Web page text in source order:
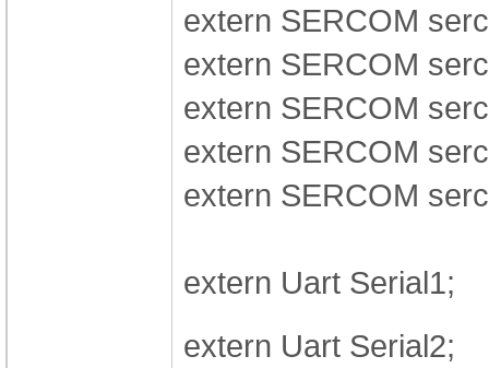
extern SERCOM
extern SERCOM
extern SERCOM
extern SERCOM
extern SERCOM
extern Uart Serial1;
extern Uart